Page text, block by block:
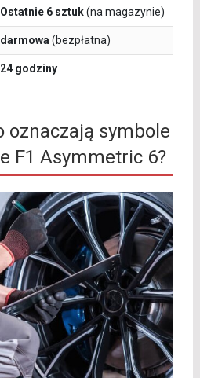
Ostatnie 6 sztuk(na magazynie)
darmowa (bezpłatna)
24 godziny
oznaczają symbole
F1 Asymmetric 6?